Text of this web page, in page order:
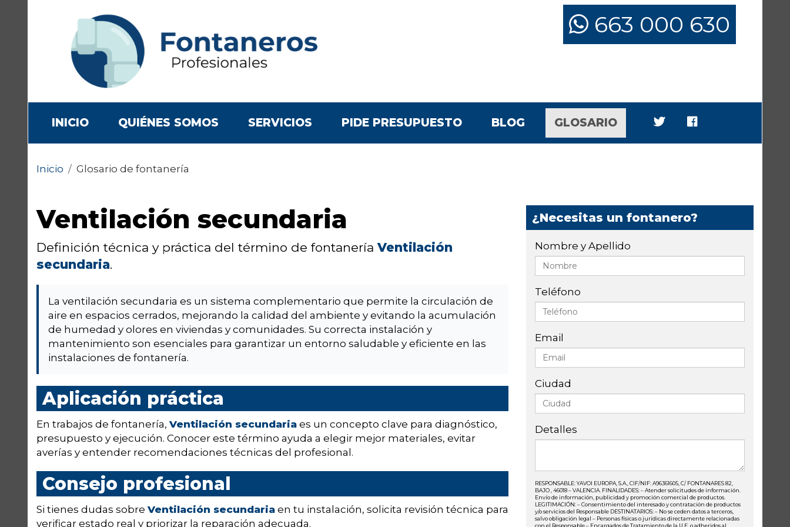
663 000 630
INICIO(CURRENT)
QUIÉNES SOMOS SERVICIOS PIDE PRESUPUESTO BLOG GLOSARIO
Inicio / Glosario de fontanería
Ventilación secundaria
Definición técnica y práctica del término de fontaneríaVentilación
secundaria.
La ventilación secundaria es un sistema complementario que permite la circulación de
aire en espacios cerrados, mejorando la calidad del ambiente y evitando la acumulación
de humedad y olores en viviendas y comunidades. Su correcta instalación y
mantenimiento son esenciales para garantizar un entorno saludable y eficiente en las
instalaciones de fontanería.
Aplicación práctica
En trabajos de fontanería, Ventilación secundaria es un concepto clave para diagnóstico,
presupuesto y ejecución. Conocer este término ayuda a elegir mejor materiales, evitar
averías y entender recomendaciones técnicas del profesional.
Consejo profesional
Si tienes dudas sobre Ventilación secundaria en tu instalación, solicita revisión técnica para
verificar estado real y priorizar la reparación adecuada.
¿Necesitas un fontanero?
Nombre y Apellido
Teléfono
Email
Ciudad
Detalles
RESPONSABLE: YAVOI EUROPA, S.A., CIF/NIF: A96361605, C/ FONTANARES 82,
BAJO , 46018 – VALENCIA. FINALIDADES: – Atender solicitudes de información.
Envío de información, publicidad y promoción comercial de productos.
LEGITIMACIÓN: – Consentimiento del interesado y contratación de productos
y/o servicios del Responsable DESTINATARIOS: – No se ceden datos a terceros,
salvo obligación legal – Personas físicas o jurídicas directamente relacionadas